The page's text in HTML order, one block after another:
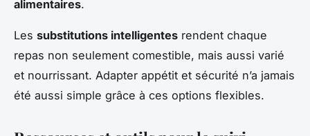
alimentaires.
Les substitutions intelligentes rendent chaque
repas non seulement comestible, mais aussi varié
et nourrissant. Adapter appétit et sécurité n’a jamais
été aussi simple grâce à ces options flexibles.